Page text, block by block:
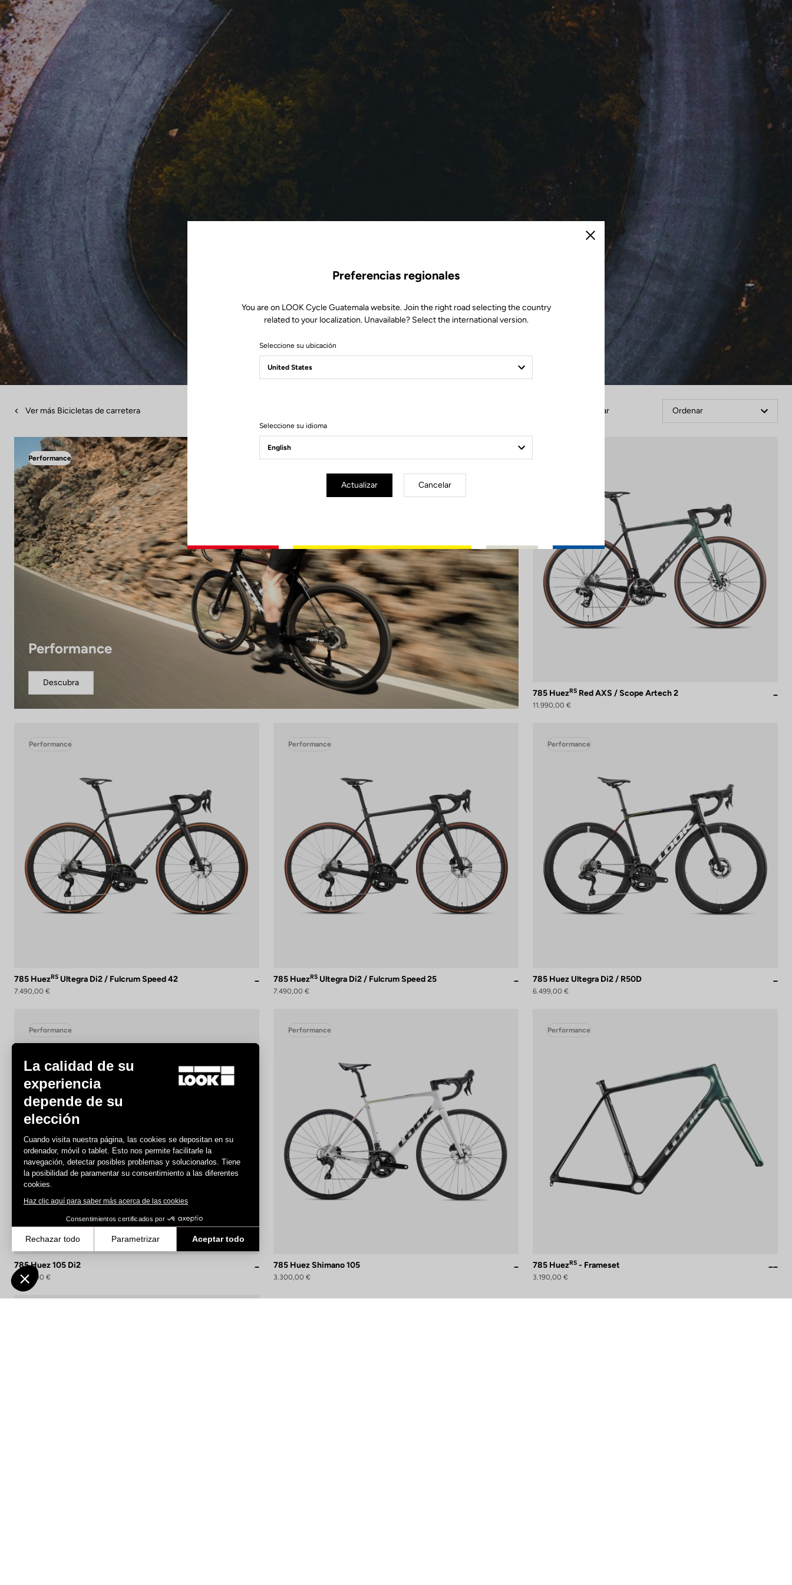
Ver más Bicicletas de carretera Filtrar Ordenar
Performance
Performance
Descubra
785 HuezRS Red AXS / Scope Artech 2
11.990,00 €
Performance
785 HuezRS Ultegra Di2 / Fulcrum Speed 42
7.490,00 €
Performance
785 HuezRS Ultegra Di2 / Fulcrum Speed 25
7.490,00 €
Performance
785 Huez Ultegra Di2 / R50D
6.499,00 €
Performance
785 Huez 105 Di2
5.490,00 €
Performance
785 Huez Shimano 105
3.300,00 €
Performance
785 HuezRS - Frameset
3.190,00 €
Cerrar
Preferencias regionales
You are on LOOK Cycle Guatemala website. Join the right road selecting the country
related to your localization. Unavailable? Select the international version.
Seleccione su ubicación
Seleccione su idioma
Actualizar Cancelar
La calidad de su
experiencia
depende de su
elección
Cuando visita nuestra página, las cookies se depositan en su
ordenador, móvil o tablet. Esto nos permite facilitarle la
navegación, detectar posibles problemas y solucionarlos. Tiene
la posibilidad de paramentar su consentimiento a las diferentes
cookies.
Haz clic aquí para saber más acerca de las cookies
Consentimientos certificados por
Rechazar todo Parametrizar
Aceptar todo
Nuestra plataforma te permite personalizar y gestionar tus ajustes de privacidad, garantizando el cumplimiento de las regulaciones. Personaliza tus preferencias para controlar cómo se maneja tu información.